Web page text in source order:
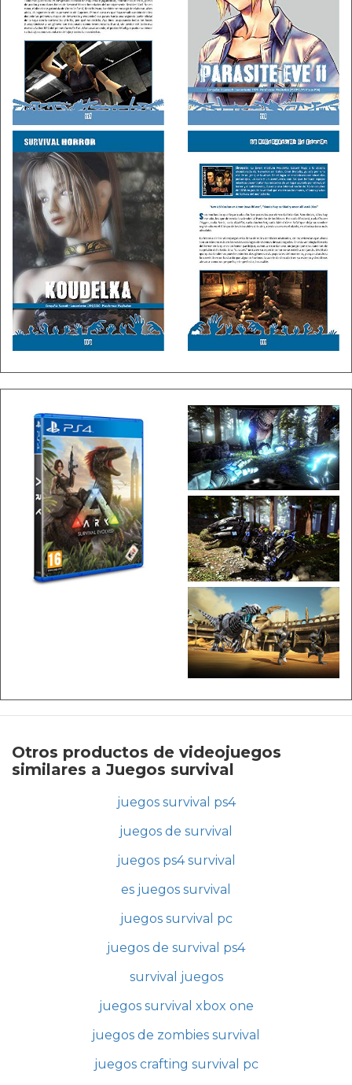
Otros productos de videojuegos
similares a Juegos survival
juegos survival ps4
juegos de survival
juegos ps4 survival
es juegos survival
juegos survival pc
juegos de survival ps4
survival juegos
juegos survival xbox one
juegos de zombies survival
juegos crafting survival pc